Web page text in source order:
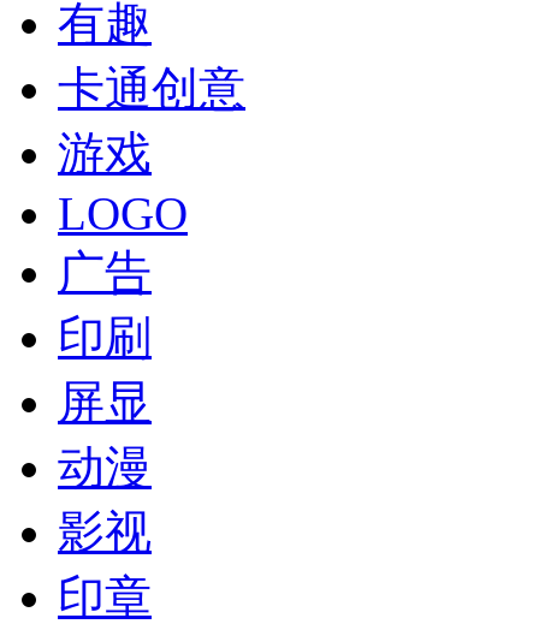
有趣
卡通创意
游戏
LOGO
广告
印刷
屏显
动漫
影视
印章